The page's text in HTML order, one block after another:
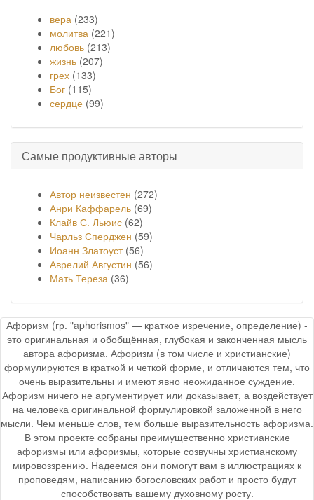
вера (233)
молитва (221)
любовь (213)
жизнь (207)
грех (133)
Бог (115)
сердце (99)
Самые продуктивные авторы
Автор неизвестен (272)
Анри Каффарель (69)
Клайв С. Льюис (62)
Чарльз Сперджен (59)
Иоанн Златоуст(56)
Аврелий Августин (56)
Мать Тереза (36)
Афоризм (гр. "aphorismos" — краткое изречение, определение) -
это оригинальная и обобщённая, глубокая и законченная мысль
автора афоризма. Афоризм (в том числе и христианские)
формулируются в краткой и четкой форме, и отличаются тем, что
очень выразительны и имеют явно неожиданное суждение.
Афоризм ничего не аргументирует или доказывает, а воздействует
на человека оригинальной формулировкой заложенной в него
мысли. Чем меньше слов, тем больше выразительность афоризма.
В этом проекте собраны преимущественно христианские
афоризмы или афоризмы, которые созвучны христианскому
мировоззрению. Надеемся они помогут вам в иллюстрациях к
проповедям, написанию богословских работ и просто будут
способствовать вашему духовному росту.